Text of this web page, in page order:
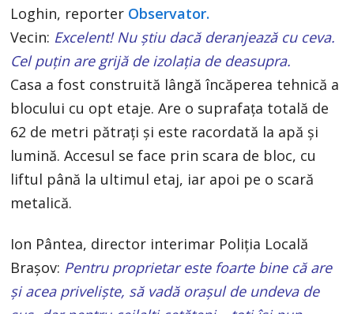
Loghin, reporter Observator.
Vecin: Excelent! Nu ştiu dacă deranjează cu ceva.
Cel puţin are grijă de izolaţia de deasupra.
Casa a fost construită lângă încăperea tehnică a
blocului cu opt etaje. Are o suprafaţa totală de
62 de metri pătraţi şi este racordată la apă şi
lumină. Accesul se face prin scara de bloc, cu
liftul până la ultimul etaj, iar apoi pe o scară
metalică.
Ion Pântea, director interimar Poliţia Locală
Braşov: Pentru proprietar este foarte bine că are
şi acea privelişte, să vadă oraşul de undeva de